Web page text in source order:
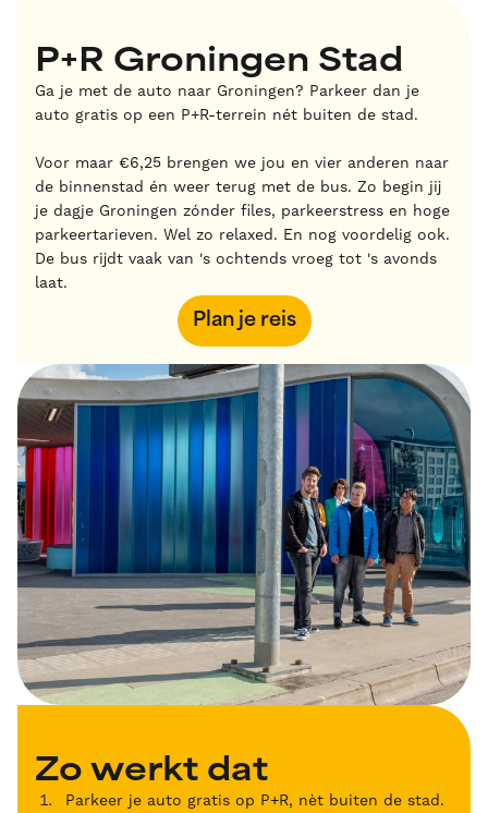
P+R Groningen Stad
Ga je met de auto naar Groningen? Parkeer dan je
auto gratis op een P+R-terrein nét buiten de stad.
Voor maar €6,25 brengen we jou en vier anderen naar
de binnenstad én weer terug met de bus. Zo begin jij
je dagje Groningen zónder files, parkeerstress en hoge
parkeertarieven. Wel zo relaxed. En nog voordelig ook.
De bus rijdt vaak van 's ochtends vroeg tot 's avonds
laat.
Plan je reis
Zo werkt dat
Parkeer je auto gratis op P+R, nèt buiten de stad.